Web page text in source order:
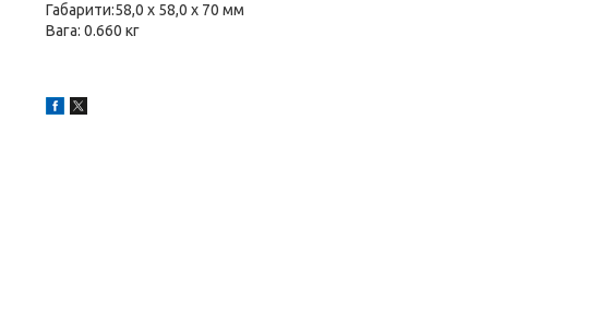
Габарити:58,0 х 58,0 х 70 мм
Вага: 0.660 кг